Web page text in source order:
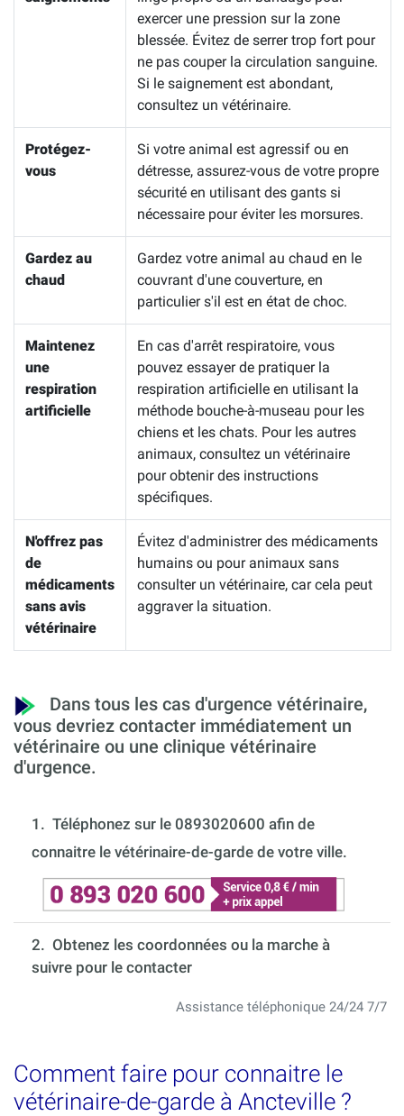
exercer une pression sur la zone
blessée. Évitez de serrer trop fort pour
ne pas couper la circulation sanguine.
Si le saignement est abondant,
consultez un vétérinaire.
Protégez-
vous
Si votre animal est agressif ou en
détresse, assurez-vous de votre propre
sécurité en utilisant des gants si
nécessaire pour éviter les morsures.
Gardez au
chaud
Gardez votre animal au chaud en le
couvrant d'une couverture, en
particulier s'il est en état de choc.
Maintenez
une
respiration
artificielle
En cas d'arrêt respiratoire, vous
pouvez essayer de pratiquer la
respiration artificielle en utilisant la
méthode bouche-à-museau pour les
chiens et les chats. Pour les autres
animaux, consultez un vétérinaire
pour obtenir des instructions
spécifiques.
N'offrez pas
de
médicaments
sans avis
vétérinaire
Évitez d'administrer des médicaments
humains ou pour animaux sans
consulter un vétérinaire, car cela peut
aggraver la situation.
Dans tous les cas d'urgence vétérinaire,
vous devriez contacter immédiatement un
vétérinaire ou une clinique vétérinaire
d'urgence.
1. Téléphonez sur le 0893020600 afin de
connaitre le vétérinaire-de-garde de votre ville.
2. Obtenez les coordonnées ou la marche à
suivre pour le contacter
Assistance téléphonique 24/24 7/7
Comment faire pour connaitre le
vétérinaire-de-garde à Ancteville ?